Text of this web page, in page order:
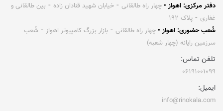
دفتر مرکزی: اهواز • چهار راه طالقانی ⁃ خیابان شهید قنادان زاده ⁃ بین طالقانی و
غفاری ⁃ پلاک ۱۹۲
شُعب حضوری: اهواز • چهار راه طالقانی ⁃ بازار بزرگ کامپیوتر اهواز ⁃ شُعب
سرزمین رایانه (چهار شعبه)
تلفن تماس:
۰۶۱۹۱۰۰۱۰۹۹
ایمیل:
info@rinokala.com